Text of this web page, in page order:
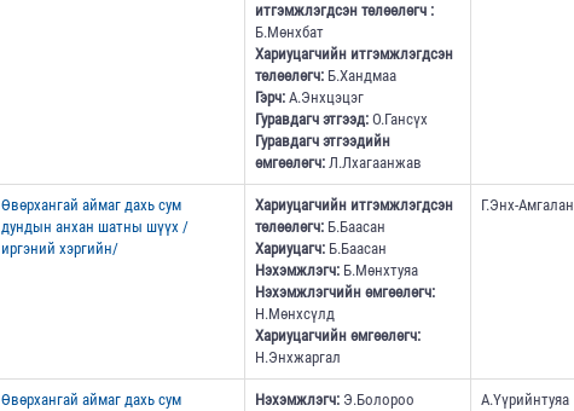
итгэмжлэгдсэн төлөөлөгч :
Б.Мөнхбат
Хариуцагчийн итгэмжлэгдсэн
төлөөлөгч:Б.Хандмаа
Гэрч:А.Энхцэцэг
Гуравдагч этгээд:О.Гансүх
Гуравдагч этгээдийн
өмгөөлөгч:Л.Лхагаанжав
Өвөрхангай аймаг дахь сум
дундын анхан шатны шүүх /
иргэний хэргийн/
Хариуцагчийн итгэмжлэгдсэн
төлөөлөгч:Б.Баасан
Хариуцагч:Б.Баасан
Нэхэмжлэгч:Б.Мөнхтуяа
Нэхэмжлэгчийн өмгөөлөгч:
Н.Мөнхсүлд
Хариуцагчийн өмгөөлөгч:
Н.Энхжаргал
Г.Энх-Амгалан
Өвөрхангай аймаг дахь сум
Нэхэмжлэгч:Э.Болороо
А.Үүрийнтуяа